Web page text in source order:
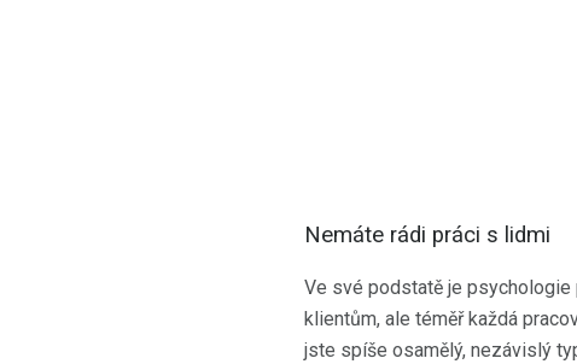
Nemáte rádi práci s lidmi
Ve své podstatě je psychologie
klientům, ale téměř každá
jste spíše osamělý, nezávislý